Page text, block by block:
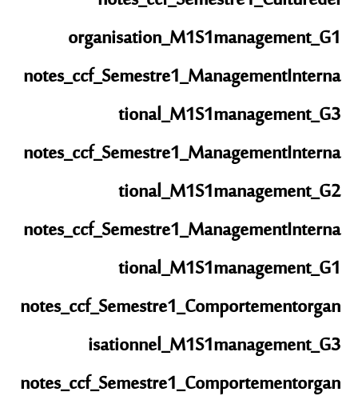
organisation_M1S1management_G1
notes_ccf_Semestre1_ManagementInterna
tional_M1S1management_G3
notes_ccf_Semestre1_ManagementInterna
tional_M1S1management_G2
notes_ccf_Semestre1_ManagementInterna
tional_M1S1management_G1
notes_ccf_Semestre1_Comportementorgan
isationnel_M1S1management_G3
notes_ccf_Semestre1_Comportementorgan